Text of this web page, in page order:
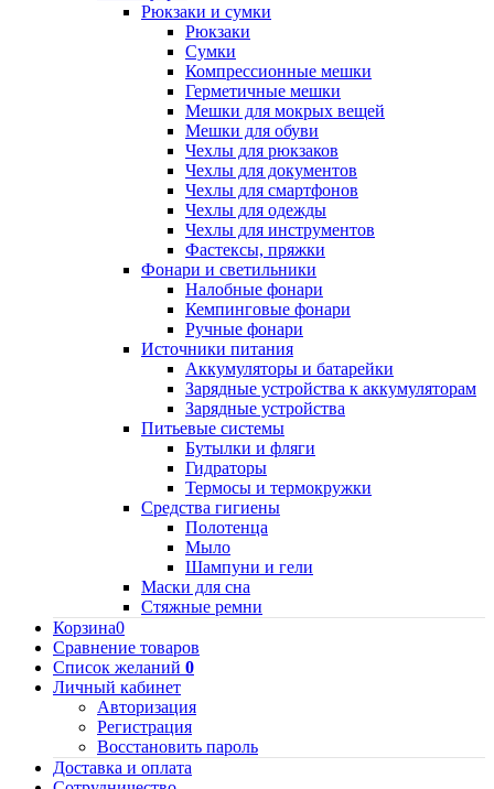
Рюкзаки и сумки
Рюкзаки
Сумки
Компрессионные мешки
Герметичные мешки
Мешки для мокрых вещей
Мешки для обуви
Чехлы для рюкзаков
Чехлы для документов
Чехлы для смартфонов
Чехлы для одежды
Чехлы для инструментов
Фастексы, пряжки
Фонари и светильники
Налобные фонари
Кемпинговые фонари
Ручные фонари
Источники питания
Аккумуляторы и батарейки
Зарядные устройства к аккумуляторам
Зарядные устройства
Питьевые системы
Бутылки и фляги
Гидраторы
Термосы и термокружки
Средства гигиены
Полотенца
Мыло
Шампуни и гели
Маски для сна
Стяжные ремни
Корзина0
Сравнение товаров
Список желаний 0
Личный кабинет
Авторизация
Регистрация
Восстановить пароль
Доставка и оплата